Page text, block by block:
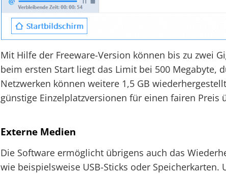
Mit Hilfe der Freeware-Version können bis zu zwei
beim ersten Start liegt das Limit bei 500 Megabyte,
Netzwerken können weitere 1,5 GB
günstige Einzelplatzversionen für einen fairen Preis
Externe Medien
Die Software ermöglicht übrigens auch das
wie beispielsweise USB-Sticks oder Speicherkarten.